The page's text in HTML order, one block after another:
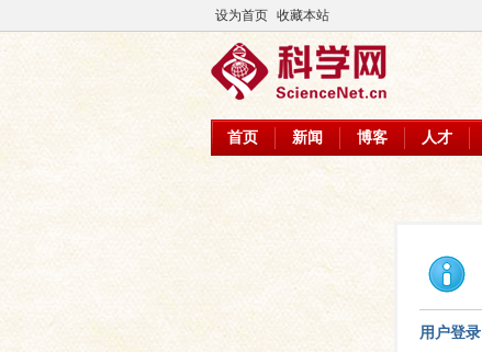
设为首页 收藏本站
首页 新闻 博客 人才
用户登录